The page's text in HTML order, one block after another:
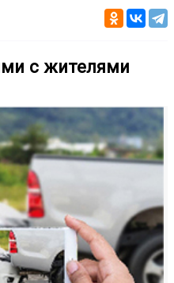
с жителями